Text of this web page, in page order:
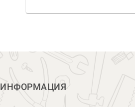
ИНФОРМАЦИЯ